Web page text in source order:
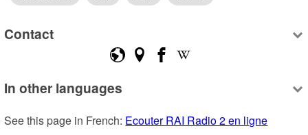
Contact
In other languages
See this page in French: Ecouter RAI Radio 2 en ligne